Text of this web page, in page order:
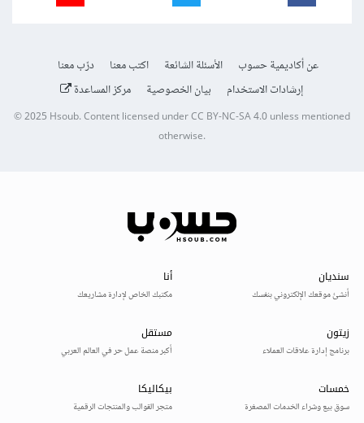
عن أكاديمية حسوب الأسئلة الشائعة اكتب معنا
درّب معنا
إرشادات الاستخدام
بيان الخصوصية مركز المساعدة
© 2025Hsoub.Content licensed underCC BY-NC-SA 4.0unless mentioned
otherwise.